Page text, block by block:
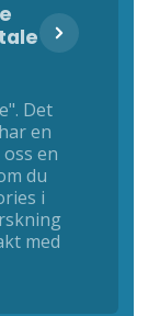
Det
en
en
du
i
med